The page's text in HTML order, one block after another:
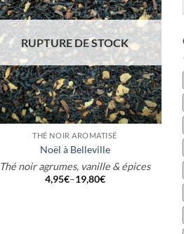
+
RUPTURE DE STOCK
THÉ NOIR AROMATISÉ
Noël à Belleville
Thé noir agrumes, vanille & épices
4,95€–19,80€